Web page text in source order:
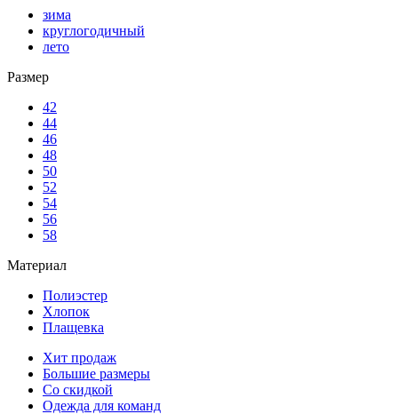
зима
круглогодичный
лето
Размер
42
44
46
48
50
52
54
56
58
Материал
Полиэстер
Хлопок
Плащевка
Хит продаж
Большие размеры
Со скидкой
Одежда для команд